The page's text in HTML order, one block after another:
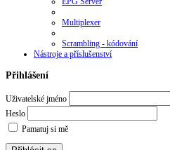
Multiplexer
Scrambling - kódování
Nástroje a příslušenství
Přihlášení
Uživatelské jméno
Heslo
Pamatuj si mě